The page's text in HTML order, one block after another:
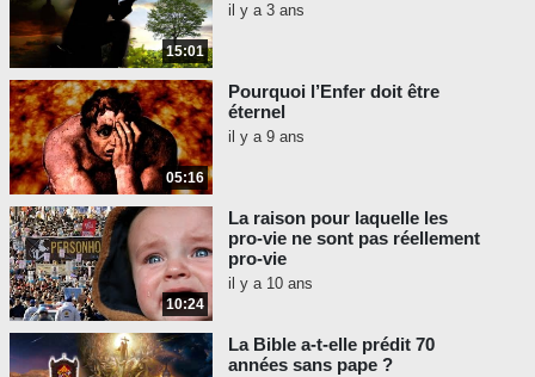
15:01
il y a 3 ans
05:16
Pourquoi l’Enfer doit être
éternel
il y a 9 ans
10:24
La raison pour laquelle les
pro-vie ne sont pas réellement
pro-vie
il y a 10 ans
La Bible a-t-elle prédit 70
années sans pape ?